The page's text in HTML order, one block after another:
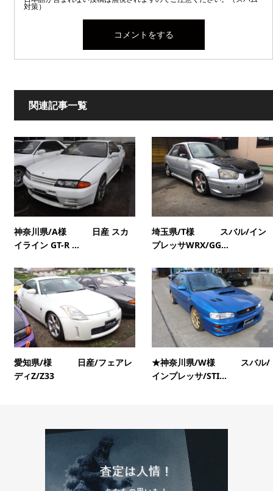
対策）
関連記事一覧
神奈川県/A様 日産 スカ
イライン GT-R ...
埼玉県/T様 スバル/イン
プレッサWRX/GG...
愛知県/様 日産/フェアレ
ディZ/Z33
★神奈川県/W様 スバル/
インプレッサ/STI...